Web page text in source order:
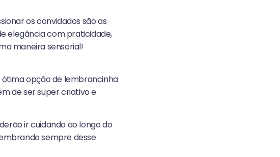
os convidados são as
elegância com praticidade,
maneira sensorial!
opção de lembrancinha
de ser super criativo e
ir cuidando ao longo do
sempre desse